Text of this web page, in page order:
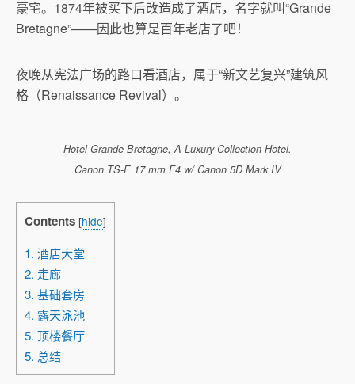
豪宅。1874年被买下后改造成了酒店，名字就叫“Grande
Bretagne”——因此也算是百年老店了吧！
夜晚从宪法广场的路口看酒店，属于“新文艺复兴”建筑风
格（Renaissance Revival）。
Hotel Grande Bretagne, A Luxury Collection Hotel.
Canon TS-E 17 mm F4 w/ Canon 5D Mark IV
Contents [hide]
1. 酒店大堂
2. 走廊
3. 基础套房
4. 露天泳池
5. 顶楼餐厅
5. 总结